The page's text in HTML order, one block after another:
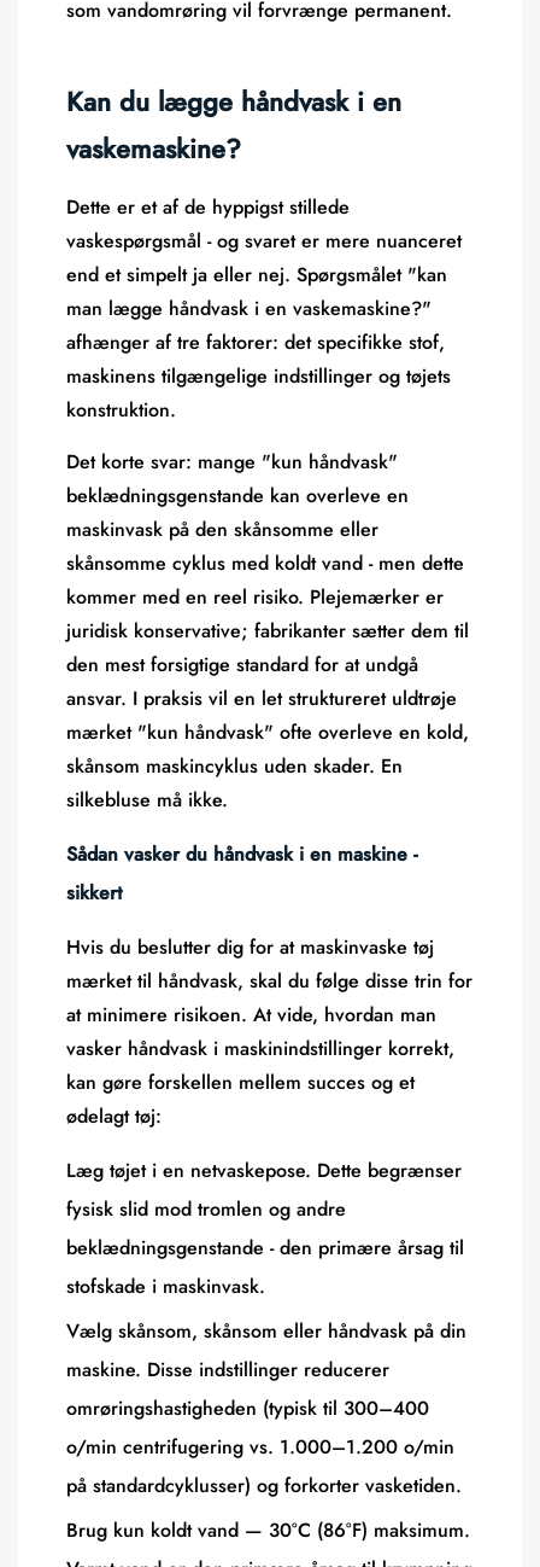
som vandomrøring vil forvrænge permanent.
Kan du lægge håndvask i en
vaskemaskine?
Dette er et af de hyppigst stillede
vaskespørgsmål - og svaret er mere nuanceret
end et simpelt ja eller nej. Spørgsmålet "kan
man lægge håndvask i en vaskemaskine?"
afhænger af tre faktorer: det specifikke stof,
maskinens tilgængelige indstillinger og tøjets
konstruktion.
Det korte svar: mange "kun håndvask"
beklædningsgenstande kan overleve en
maskinvask på den skånsomme eller
skånsomme cyklus med koldt vand - men dette
kommer med en reel risiko. Plejemærker er
juridisk konservative; fabrikanter sætter dem til
den mest forsigtige standard for at undgå
ansvar. I praksis vil en let struktureret uldtrøje
mærket "kun håndvask" ofte overleve en kold,
skånsom maskincyklus uden skader. En
silkebluse må ikke.
Sådan vasker du håndvask i en maskine -
sikkert
Hvis du beslutter dig for at maskinvaske tøj
mærket til håndvask, skal du følge disse trin for
at minimere risikoen. At vide, hvordan man
vasker håndvask i maskinindstillinger korrekt,
kan gøre forskellen mellem succes og et
ødelagt tøj:
Læg tøjet i en netvaskepose. Dette begrænser
fysisk slid mod tromlen og andre
beklædningsgenstande - den primære årsag til
stofskade i maskinvask.
Vælg skånsom, skånsom eller håndvask på din
maskine. Disse indstillinger reducerer
omrøringshastigheden (typisk til 300–400
o/min centrifugering vs. 1.000–1.200 o/min
på standardcyklusser) og forkorter vasketiden.
Brug kun koldt vand — 30°C (86°F) maksimum.